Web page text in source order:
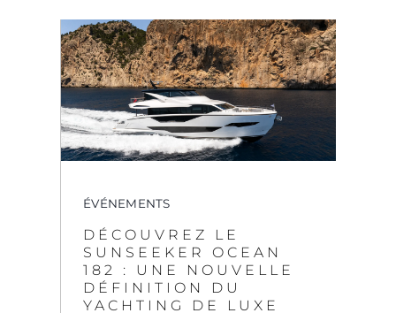
ÉVÉNEMENTS
DÉCOUVREZ LE
SUNSEEKER OCEAN
182 : UNE NOUVELLE
DÉFINITION DU
YACHTING DE LUXE